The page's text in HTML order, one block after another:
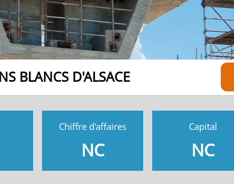
BLANCS D'ALSACE
Chiffre d'affaires
NC
Capital
NC